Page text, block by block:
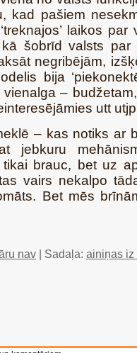
kad pašiem
laikos par
šobrīd valsts par
negribējām,
bija
–
utt
– kas notiks ar
jebkuru
brauc, bet uz
vairs nekalpo
Bet mēs
nav | Sadaļa: ainiņas iz